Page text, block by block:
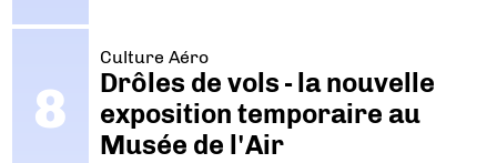
Culture Aéro
Drôles de vols - la nouvelle
exposition temporaire au
Musée de l'Air